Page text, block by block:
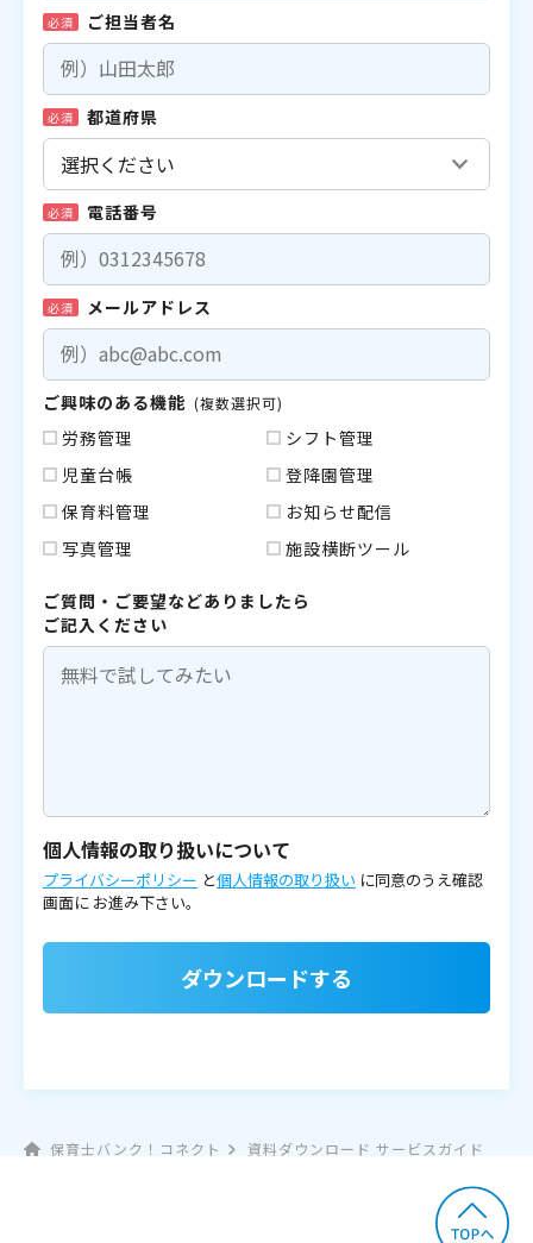
必須 ご担当者名
必須 都道府県
必須 電話番号
必須 メールアドレス
ご興味のある機能 (複数選択可)
労務管理
シフト管理
児童台帳
登降園管理
保育料管理
お知らせ配信
写真管理
施設横断ツール
ご質問・ご要望などありましたら
ご記入ください
個人情報の取り扱いについて
プライバシーポリシー と個人情報の取り扱い に同意のうえ確認
画面に お進み下さい。
ダウンロードする
保育士バンク！コネクト 資料ダウンロード サービスガイド